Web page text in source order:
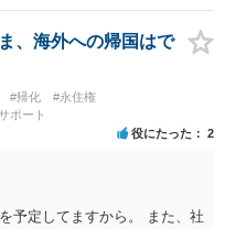
、海外への帰国はで
#帰化
#永住権
ポート
役にたった 2
予定してますから。 また、社